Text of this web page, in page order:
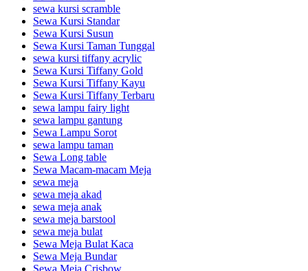
sewa kursi scramble
Sewa Kursi Standar
Sewa Kursi Susun
Sewa Kursi Taman Tunggal
sewa kursi tiffany acrylic
Sewa Kursi Tiffany Gold
Sewa Kursi Tiffany Kayu
Sewa Kursi Tiffany Terbaru
sewa lampu fairy light
sewa lampu gantung
Sewa Lampu Sorot
sewa lampu taman
Sewa Long table
Sewa Macam-macam Meja
sewa meja
sewa meja akad
sewa meja anak
sewa meja barstool
sewa meja bulat
Sewa Meja Bulat Kaca
Sewa Meja Bundar
Sewa Meja Crisbow